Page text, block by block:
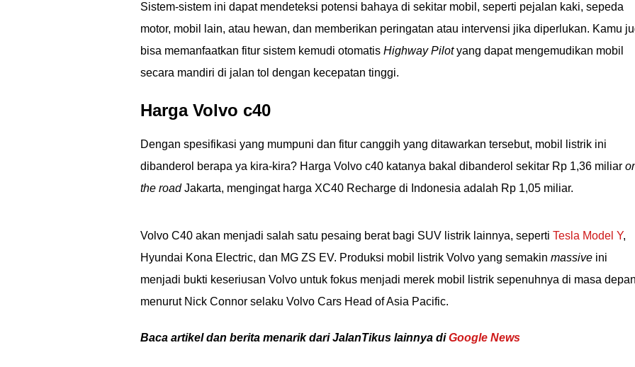
Sistem-sistem ini dapat mendeteksi potensi bahaya di sekitar mobil, seperti pejalan kaki, sepeda
motor, mobil lain, atau hewan, dan memberikan peringatan atau intervensi jika diperlukan. Kamu
bisa memanfaatkan fitur sistem kemudi otomatis Highway Pilotyang dapat mengemudikan mobil
secara mandiri di jalan tol dengan kecepatan tinggi.
Harga Volvo c40
Dengan spesifikasi yang mumpuni dan fitur canggih yang ditawarkan tersebut, mobil listrik ini
dibanderol berapa ya kira-kira? Harga Volvo c40 katanya bakal dibanderol sekitar Rp 1,36 miliar
the roadJakarta, mengingat harga XC40 Recharge di Indonesia adalah Rp 1,05 miliar.
Volvo C40 akan menjadi salah satu pesaing berat bagi SUV listrik lainnya, seperti Tesla Model Y,
Hyundai Kona Electric, dan MG ZS EV. Produksi mobil listrik Volvo yang semakin massive ini
menjadi bukti keseriusan Volvo untuk fokus menjadi merek mobil listrik sepenuhnya di masa depan
menurut Nick Connor selaku Volvo Cars Head of Asia Pacific.
Baca artikel dan berita menarik dari JalanTikus lainnya diGoogle News